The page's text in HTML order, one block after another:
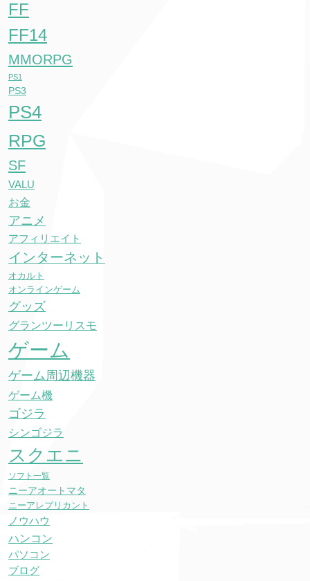
FF
FF14
MMORPG
PS1
PS3
PS4
RPG
SF
VALU
お金
アニメ
アフィリエイト
インターネット
オカルト
オンラインゲーム
グッズ
グランツーリスモ
ゲーム
ゲーム周辺機器
ゲーム機
ゴジラ
シンゴジラ
スクエニ
ソフト一覧
ニーアオートマタ
ニーアレプリカント
ノウハウ
ハンコン
パソコン
ブログ